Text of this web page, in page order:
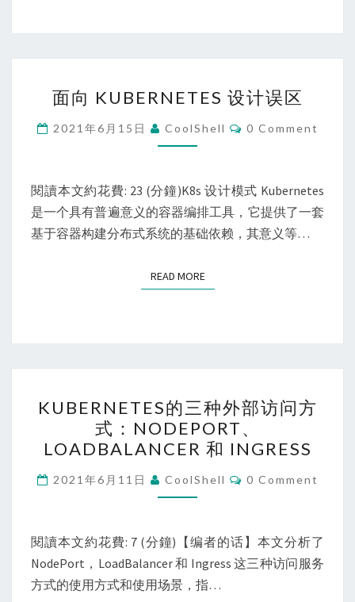
向
KUBERNETES
设
误
区
面向 KUBERNETES 设计误区
2021年6月15日 CoolShell Comments
0 Comment
閱讀本文約花費: 23 (分鐘)K8s 设计模式 Kubernetes
是一个具有普遍意义的容器编排工具，它提供了一套
基于容器构建分布式系统的基础依赖，其意义等…
READ MOREREAD MORE
的
三
种
外
部
问
方
式：
KUBERNETES的三种外部访问方
式：NODEPORT、
LOADBALANCER 和 INGRESS
2021年6月11日 CoolShell Comments
0 Comment
閱讀本文約花費: 7 (分鐘)【编者的话】本文分析了
NodePort，LoadBalancer 和 Ingress 这三种访问服务
方式的使用方式和使用场景，指…